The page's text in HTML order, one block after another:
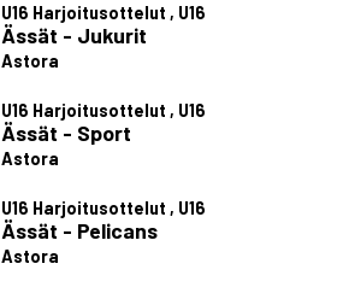
U16 Harjoitusottelut , U16
Ässät - Jukurit
Astora
U16 Harjoitusottelut , U16
Ässät - Sport
Astora
U16 Harjoitusottelut , U16
Ässät - Pelicans
Astora